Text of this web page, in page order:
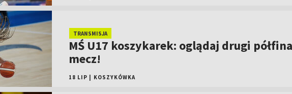
TRANSMISJA
MŚ U17 koszykarek: oglądaj drugi
mecz!
18 LIP KOSZYKÓWKA